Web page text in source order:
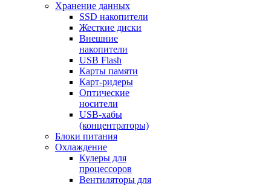
Хранение данных
SSD накопители
Жесткие диски
Внешние
накопители
USB Flash
Карты памяти
Карт-ридеры
Оптические
носители
USB-хабы
(концентраторы)
Блоки питания
Охлаждение
Кулеры для
процессоров
Вентиляторы для